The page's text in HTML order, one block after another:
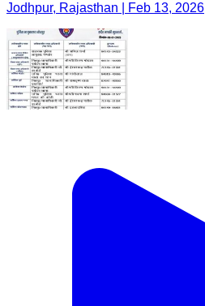
Jodhpur, Rajasthan | Feb 13, 2026